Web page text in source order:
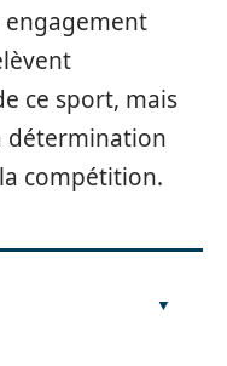
ce sport, mais
détermination
compétition.